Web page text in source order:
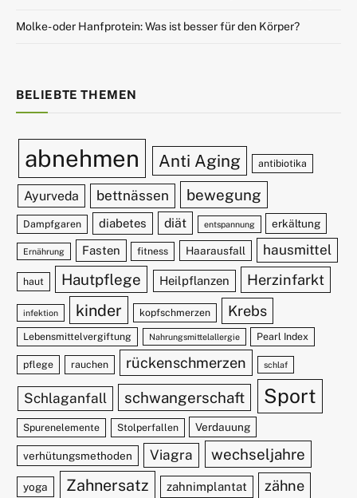
Molke- oder Hanfprotein: Was ist besser für den Körper?
BELIEBTE THEMEN
abnehmen Anti Aging antibiotika
Ayurveda bettnässen bewegung
Dampfgaren diabetes diät entspannung erkältung
Ernährung Fasten fitness Haarausfall hausmittel
haut Hautpflege Heilpflanzen Herzinfarkt
infektion kinder kopfschmerzen Krebs
Lebensmittelvergiftung Nahrungsmittelallergie Pearl Index
pflege rauchen rückenschmerzen schlaf
Schlaganfall schwangerschaft Sport
Spurenelemente Stolperfallen Verdauung
verhütungsmethoden Viagra wechseljahre
yoga Zahnersatz zahnimplantat zähne